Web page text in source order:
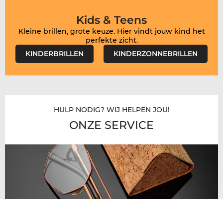
Kids & Teens
Kleine brillen, grote keuze. Hier vindt jouw kind het
perfekte zicht.
KINDERBRILLEN
KINDERZONNEBRILLEN
HULP NODIG? WIJ HELPEN JOU!
ONZE SERVICE​